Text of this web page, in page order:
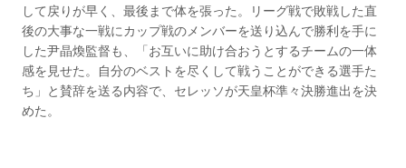
して戻りが早く、最後まで体を張った。リーグ戦で敗戦した直
後の大事な一戦にカップ戦のメンバーを送り込んで勝利を手に
した尹晶煥監督も、「お互いに助け合おうとするチームの一体
感を見せた。自分のベストを尽くして戦うことができる選手た
ち」と賛辞を送る内容で、セレッソが天皇杯準々決勝進出を決
めた。